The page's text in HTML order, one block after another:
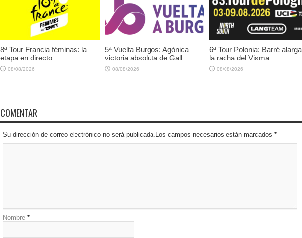
8ª Tour Francia féminas: la
etapa en directo
08/08/2026
5ª Vuelta Burgos: Agónica
victoria absoluta de Gall
08/08/2026
6ª Tour Polonia: Barré alarga
la racha del Visma
08/08/2026
COMENTAR
Su dirección de correo electrónico no será publicada.Los campos necesarios están marcados *
Nombre *